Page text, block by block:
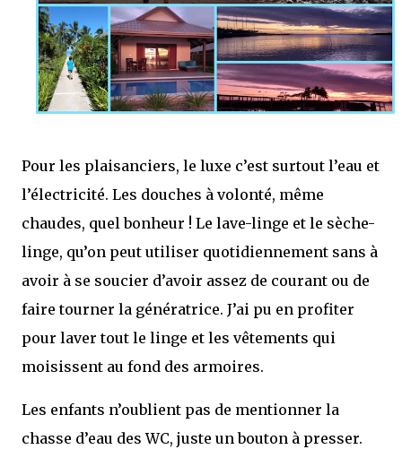
Pour les plaisanciers, le luxe c’est surtout l’eau et
l’électricité. Les douches à volonté, même
chaudes, quel bonheur ! Le lave-linge et le sèche-
linge, qu’on peut utiliser quotidiennement sans à
avoir à se soucier d’avoir assez de courant ou de
faire tourner la génératrice. J’ai pu en profiter
pour laver tout le linge et les vêtements qui
moisissent au fond des armoires.
Les enfants n’oublient pas de mentionner la
chasse d’eau des WC, juste un bouton à presser.